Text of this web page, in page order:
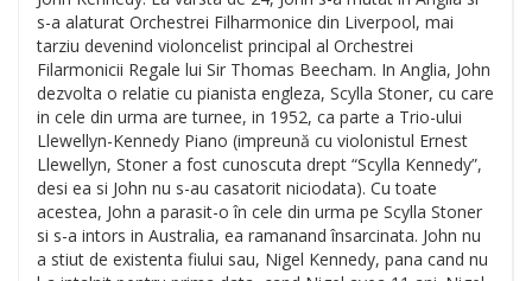
s-a alaturat Orchestrei Filharmonice din Liverpool, mai
tarziu devenind violoncelist principal al Orchestrei
Filarmonicii Regale lui Sir Thomas Beecham. In Anglia, John
dezvolta o relatie cu pianista engleza, Scylla Stoner, cu care
in cele din urma are turnee, in 1952, ca parte a Trio-ului
Llewellyn-Kennedy Piano (impreună cu violonistul Ernest
Llewellyn, Stoner a fost cunoscuta drept “Scylla Kennedy”,
desi ea si John nu s-au casatorit niciodata). Cu toate
acestea, John a parasit-o în cele din urma pe Scylla Stoner
si s-a intors in Australia, ea ramanand însarcinata. John nu
a stiut de existenta fiului sau, Nigel Kennedy, pana cand nu